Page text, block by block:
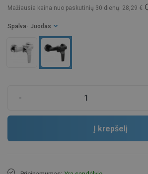
Mažiausia kaina nuo paskutinių 30 dienų: 28,29 €
Spalva - Juodas
-
Į krepšelį